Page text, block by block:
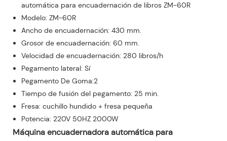
automática para encuadernación de libros ZM-60R
Modelo: ZM-60R
Ancho de encuadernación: 430 mm.
Grosor de encuadernación: 60 mm.
Velocidad de encuadernación: 280 libros/h
Pegamento lateral: Sí
Pegamento De Goma:2
Tiempo de fusión del pegamento: 25 min.
Fresa: cuchillo hundido + fresa pequeña
Potencia: 220V 50HZ 2000W
Máquina encuadernadora automática para